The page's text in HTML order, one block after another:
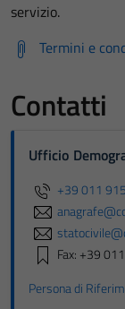
servizio.
Termini e
Contatti
Ufficio
+39 011
Fax: +39
Persona di